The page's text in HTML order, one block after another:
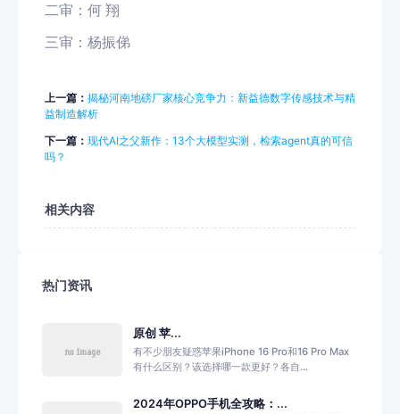
二审：何 翔
三审：杨振俤
上一篇： 揭秘河南地磅厂家核心竞争力：新益德数字传感技术与精
益制造解析
下一篇： 现代AI之父新作：13个大模型实测，检索agent真的可信
吗？
相关内容
热门资讯
原创 苹...
有不少朋友疑惑苹果iPhone 16 Pro和16 Pro Max
有什么区别？该选择哪一款更好？各自...
2024年OPPO手机全攻略：...